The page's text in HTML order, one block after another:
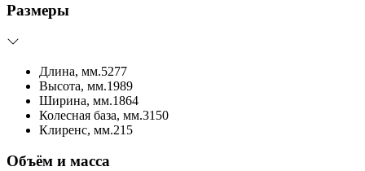
Размеры
Длина, мм.5277
Высота, мм.1989
Ширина, мм.1864
Колесная база, мм.3150
Клиренс, мм.215
Объём и масса